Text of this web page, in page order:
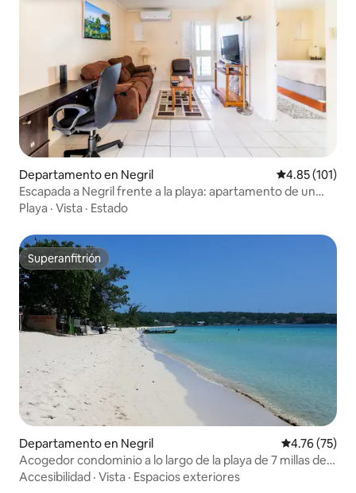
Departamento en Negril Calificación
4.85 (101)
Escapada a Negril frente a la playa: apartamento de un
dormitorio con cama queen
Playa · Vista · Estado
Superanfitrión
Superanfitrión
Departamento en Negril Calificación
4.76 (75)
Acogedor condominio a lo largo de la playa de 7 millas de
Negril
Accesibilidad · Vista · Espacios exteriores